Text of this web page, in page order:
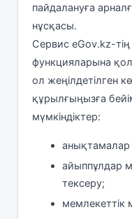
пайдалануға
нұсқасы.
Сервис eGov.kz-тің
функцияларына қол
ол жеңілдетілген
құрылғыңызға
мүмкіндіктер:
анықтамалар
айыппұлдар
тексеру;
мемлекеттік